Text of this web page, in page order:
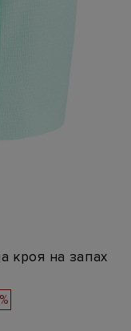
кроя на запах